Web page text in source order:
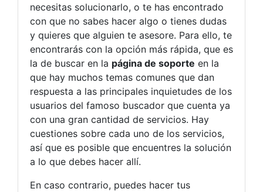
necesitas solucionarlo, o te has encontrado
con que no sabes hacer algo o tienes dudas
y quieres que alguien te asesore. Para ello, te
encontrarás con la opción más rápida, que es
la de buscar en la página de soporte en la
que hay muchos temas comunes que dan
respuesta a las principales inquietudes de los
usuarios del famoso buscador que cuenta ya
con una gran cantidad de servicios. Hay
cuestiones sobre cada uno de los servicios,
así que es posible que encuentres la solución
a lo que debes hacer allí.
En caso contrario, puedes hacer tus